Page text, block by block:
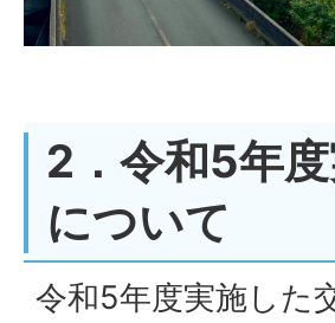
2．令和5年
について
令和5年度実施した